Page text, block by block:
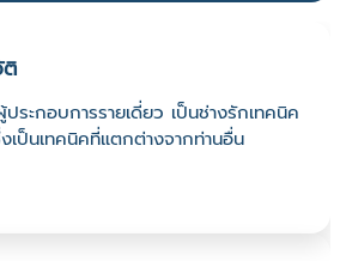
ประกอบการรายเดี่ยว เป็นช่างรักเทคนิค
เป็นเทคนิคที่แตกต่างจากท่านอื่น